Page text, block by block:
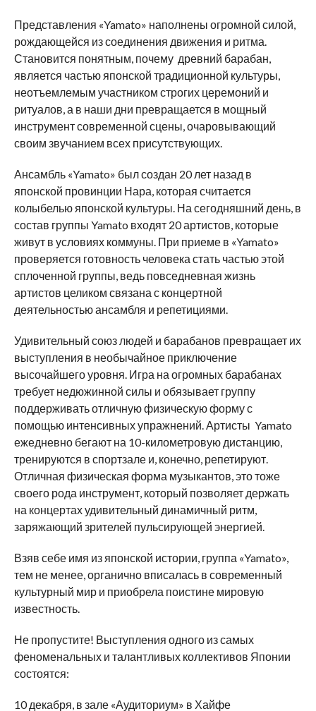
Представления «Yamato» наполнены огромной силой,
рождающейся из соединения движения и ритма.
Становится понятным, почему древний барабан,
является частью японской традиционной культуры,
неотъемлемым участником строгих церемоний и
ритуалов, а в наши дни превращается в мощный
инструмент современной сцены, очаровывающий
своим звучанием всех присутствующих.
Ансамбль «Yamato» был создан 20 лет назад в
японской провинции Нара, которая считается
колыбелью японской культуры. На сегодняшний день, в
состав группы Yamato входят 20 артистов, которые
живут в условиях коммуны. При приеме в «Yamato»
проверяется готовность человека стать частью этой
сплоченной группы, ведь повседневная жизнь
артистов целиком связана с концертной
деятельностью ансамбля и репетициями.
Удивительный союз людей и барабанов превращает их
выступления в необычайное приключение
высочайшего уровня. Игра на огромных барабанах
требует недюжинной силы и обязывает группу
поддерживать отличную физическую форму с
помощью интенсивных упражнений. Артисты Yamato
ежедневно бегают на 10-километровую дистанцию,
тренируются в спортзале и, конечно, репетируют.
Отличная физическая форма музыкантов, это тоже
своего рода инструмент, который позволяет держать
на концертах удивительный динамичный ритм,
заряжающий зрителей пульсирующей энергией.
Взяв себе имя из японской истории, группа «Yamato»,
тем не менее, органично вписалась в современный
культурный мир и приобрела поистине мировую
известность.
Не пропустите! Выступления одного из самых
феноменальных и талантливых коллективов Японии
состоятся:
10 декабря, в зале «Аудиториум» в Хайфе